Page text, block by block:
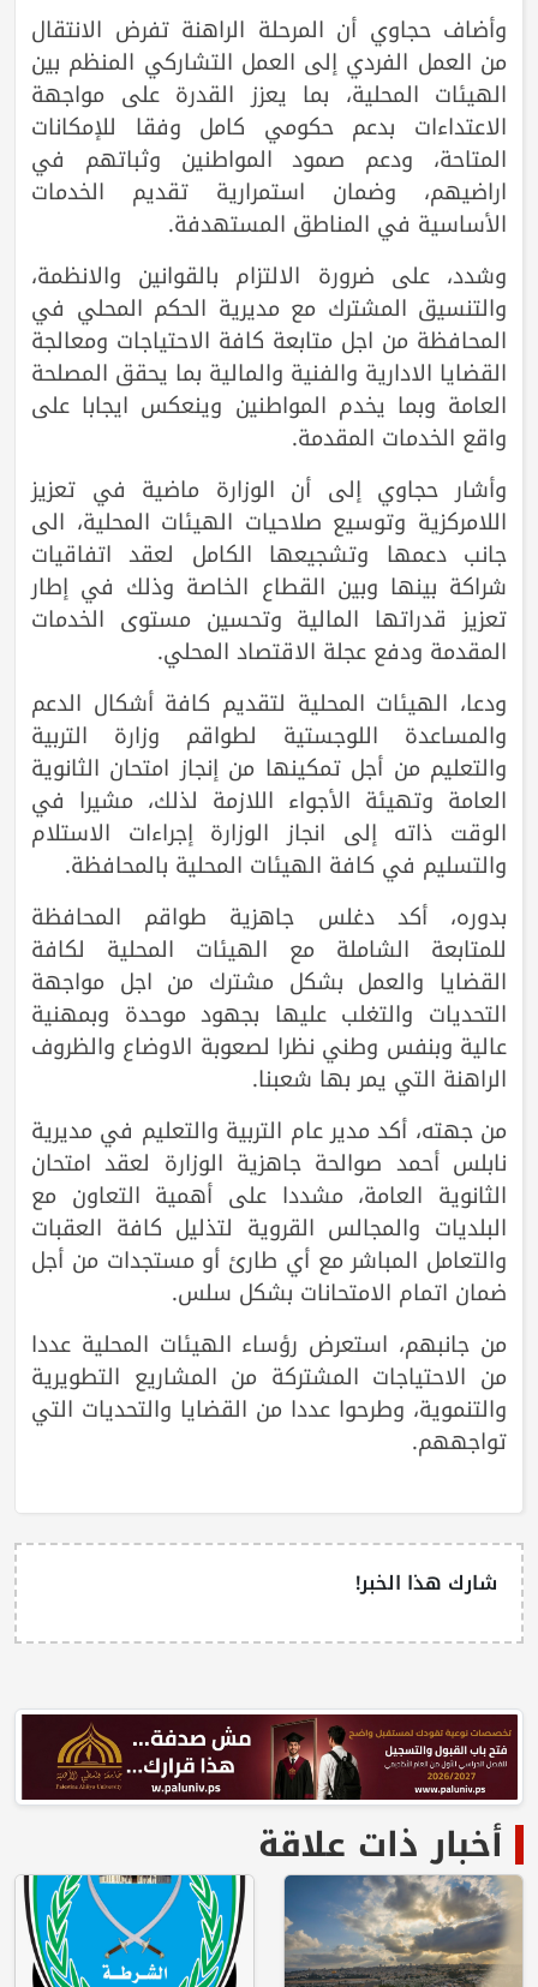
وأضاف حجاوي أن المرحلة الراهنة تفرض الانتقال
من العمل الفردي إلى العمل التشاركي المنظم بين
الهيئات المحلية، بما يعزز القدرة على مواجهة
الاعتداءات بدعم حكومي كامل وفقا للإمكانات
المتاحة، ودعم صمود المواطنين وثباتهم في
اراضيهم، وضمان استمرارية تقديم الخدمات
الأساسية في المناطق المستهدفة.
وشدد، على ضرورة الالتزام بالقوانين والانظمة،
والتنسيق المشترك مع مديرية الحكم المحلي في
المحافظة من اجل متابعة كافة الاحتياجات ومعالجة
القضايا الادارية والفنية والمالية بما يحقق المصلحة
العامة وبما يخدم المواطنين وينعكس ايجابا على
واقع الخدمات المقدمة.
وأشار حجاوي إلى أن الوزارة ماضية في تعزيز
اللامركزية وتوسيع صلاحيات الهيئات المحلية، الى
جانب دعمها وتشجيعها الكامل لعقد اتفاقيات
شراكة بينها وبين القطاع الخاصة وذلك في إطار
تعزيز قدراتها المالية وتحسين مستوى الخدمات
المقدمة ودفع عجلة الاقتصاد المحلي.
ودعا، الهيئات المحلية لتقديم كافة أشكال الدعم
والمساعدة اللوجستية لطواقم وزارة التربية
والتعليم من أجل تمكينها من إنجاز امتحان الثانوية
العامة وتهيئة الأجواء اللازمة لذلك، مشيرا في
الوقت ذاته إلى انجاز الوزارة إجراءات الاستلام
والتسليم في كافة الهيئات المحلية بالمحافظة.
بدوره، أكد دغلس جاهزية طواقم المحافظة
للمتابعة الشاملة مع الهيئات المحلية لكافة
القضايا والعمل بشكل مشترك من اجل مواجهة
التحديات والتغلب عليها بجهود موحدة وبمهنية
عالية وبنفس وطني نظرا لصعوبة الاوضاع والظروف
الراهنة التي يمر بها شعبنا.
من جهته، أكد مدير عام التربية والتعليم في مديرية
نابلس أحمد صوالحة جاهزية الوزارة لعقد امتحان
الثانوية العامة، مشددا على أهمية التعاون مع
البلديات والمجالس القروية لتذليل كافة العقبات
والتعامل المباشر مع أي طارئ أو مستجدات من أجل
ضمان اتمام الامتحانات بشكل سلس.
من جانبهم، استعرض رؤساء الهيئات المحلية عددا
من الاحتياجات المشتركة من المشاريع التطويرية
والتنموية، وطرحوا عددا من القضايا والتحديات التي
تواجههم.
شارك هذا الخبر!
أخبار ذات علاقة